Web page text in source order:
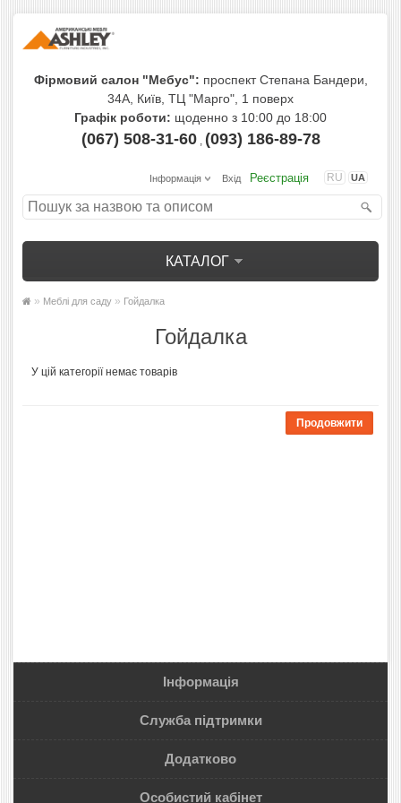
Фірмовий салон "Мебус": проспект Степана Бандери,
34А, Київ, ТЦ "Марго", 1 поверх
Графік роботи: щоденно з 10:00 до 18:00
(067) 508-31-60, (093) 186-89-78
RU UA
Інформація Вхід Реєстрація
КАТАЛОГ
» Меблі для саду » Гойдалка
Гойдалка
У цій категорії немає товарів
Продовжити
Інформація
Служба підтримки
Додатково
Особистий кабінет